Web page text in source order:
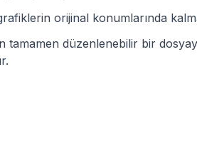
orijinal konumlarında
tamamen düzenlenebilir bir